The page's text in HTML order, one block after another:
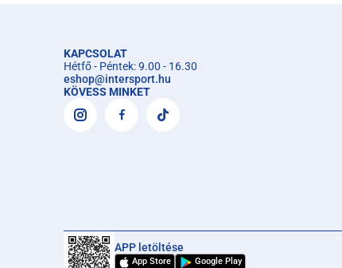
KAPCSOLAT
Hétfő - Péntek: 9.00 - 16.30
eshop@intersport.hu
KÖVESS MINKET
APP letöltése
App Store Google Play